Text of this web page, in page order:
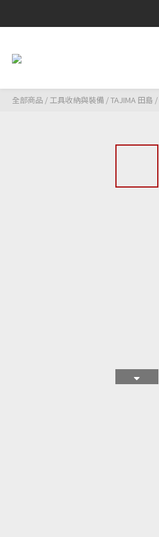
全部商品 /工具收納與裝備 /TAJIMA 田島 /